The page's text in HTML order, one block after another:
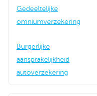
Gedeeltelijke
omniumverzekering
Burgerlijke
aansprakelijkheid
autoverzekering